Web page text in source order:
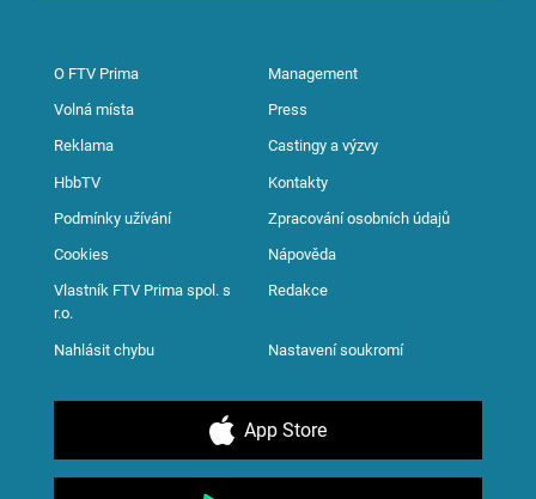
O FTV Prima Management
Volná místa Press
Reklama Castingy a výzvy
HbbTV Kontakty
Podmínky užívání Zpracování osobních údajů
Cookies Nápověda
Vlastník FTV Prima spol. s
r.o.
Redakce
Nahlásit chybu Nastavení soukromí
App Store